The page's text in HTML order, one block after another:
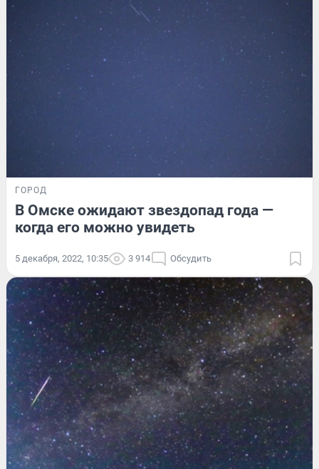
ГОРОД
В Омске ожидают звездопад года —
когда его можно увидеть
5 декабря, 2022, 10:35 3 914 Обсудить